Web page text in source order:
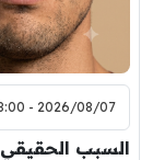
2026/08/07 - 18:00
السبب